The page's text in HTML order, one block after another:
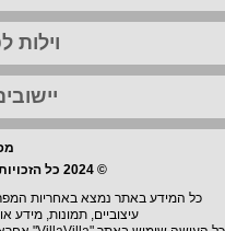
וילות
© 2024 כל הזכויות שמורות לאתר וילה וילה
כל המידע באתר נמצא באחריות
עיצוביים, תמונות, מידע